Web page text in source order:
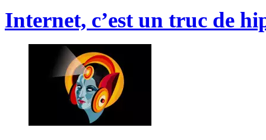
Internet, c’est un truc de